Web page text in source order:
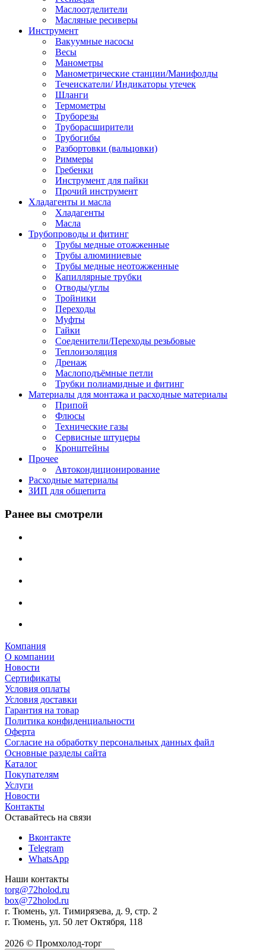
Маслоотделители
Масляные ресиверы
Инструмент
Вакуумные насосы
Весы
Манометры
Манометрические станции/Манифолды
Течеискатели/ Индикаторы утечек
Шланги
Термометры
Труборезы
Труборасширители
Трубогибы
Разбортовки (вальцовки)
Риммеры
Гребенки
Инструмент для пайки
Прочий инструмент
Хладагенты и масла
Хладагенты
Масла
Трубопроводы и фитинг
Трубы медные отожженные
Трубы алюминиевые
Трубы медные неотожженные
Капиллярные трубки
Отводы/углы
Тройники
Переходы
Муфты
Гайки
Соеденители/Переходы резьбовые
Теплоизоляция
Дренаж
Маслоподъёмные петли
Трубки полиамидные и фитинг
Материалы для монтажа и расходные материалы
Припой
Флюсы
Технические газы
Сервисные штуцеры
Кронштейны
Прочее
Автокондиционирование
Расходные материалы
ЗИП для общепита
Ранее вы смотрели
Компания
О компании
Новости
Сертификаты
Условия оплаты
Условия доставки
Гарантия на товар
Политика конфиденциальности
Оферта
Согласие на обработку персональных данных файл
Основные разделы сайта
Каталог
Покупателям
Услуги
Новости
Контакты
Оставайтесь на связи
Вконтакте
Telegram
WhatsApp
Наши контакты
torg@72holod.ru
box@72holod.ru
г. Тюмень, ул. Тимирязева, д. 9, стр. 2
г. Тюмень, ул. 50 лет Октября, 118
2026 © Промхолод-торг